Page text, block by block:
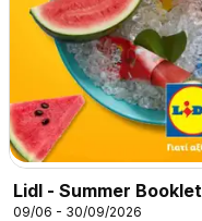
Lidl - Summer Booklet
09/06 - 30/09/2026